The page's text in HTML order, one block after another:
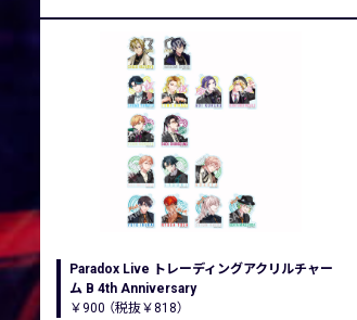
Paradox Live トレーディングアクリルチャー
ム B 4th Anniversary
￥900 （税抜￥818）